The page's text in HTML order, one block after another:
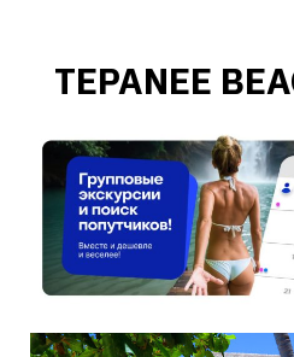
TEPANEE